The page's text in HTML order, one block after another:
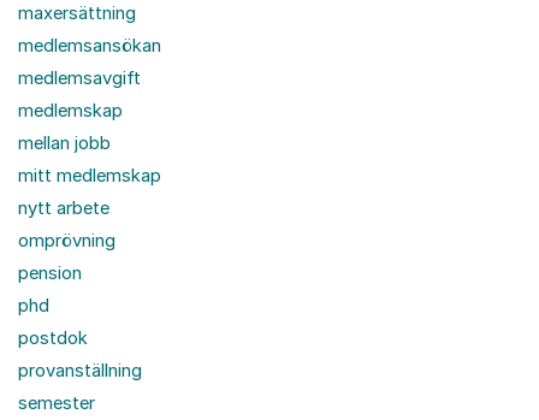
maxersättning
medlemsansökan
medlemsavgift
medlemskap
mellan jobb
mitt medlemskap
nytt arbete
omprövning
pension
phd
postdok
provanställning
semester